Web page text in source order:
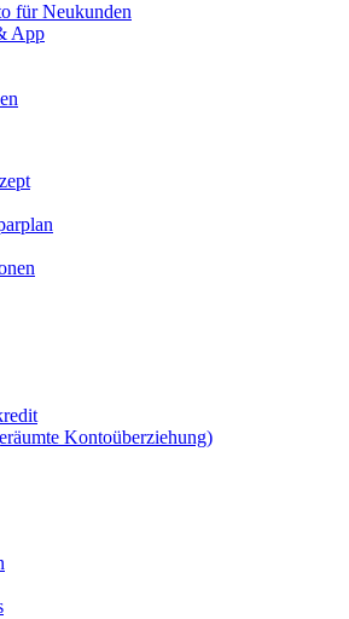
für Neukunden
App
Kontoüberziehung)